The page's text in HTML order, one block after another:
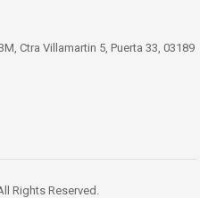
Ctra Villamartin 5, Puerta 33, 03189
Rights Reserved.